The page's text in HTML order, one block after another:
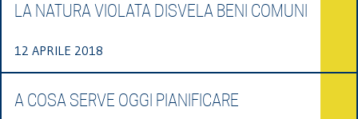
LA NATURA VIOLATA DISVELA BENI COMUNI
12 APRILE 2018
A COSA SERVE OGGI PIANIFICARE